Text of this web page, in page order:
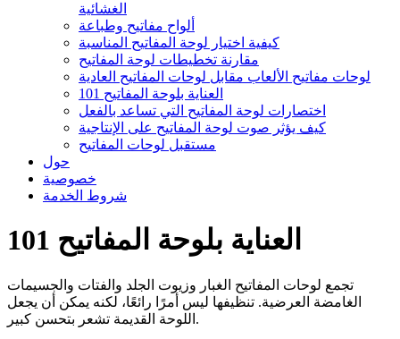
الغشائية
ألواح مفاتيح وطباعة
كيفية اختيار لوحة المفاتيح المناسبة
مقارنة تخطيطات لوحة المفاتيح
لوحات مفاتيح الألعاب مقابل لوحات المفاتيح العادية
العناية بلوحة المفاتيح 101
اختصارات لوحة المفاتيح التي تساعد بالفعل
كيف يؤثر صوت لوحة المفاتيح على الإنتاجية
مستقبل لوحات المفاتيح
حول
خصوصية
شروط الخدمة
العناية بلوحة المفاتيح 101
تجمع لوحات المفاتيح الغبار وزيوت الجلد والفتات والجسيمات
الغامضة العرضية. تنظيفها ليس أمرًا رائعًا، لكنه يمكن أن يجعل
اللوحة القديمة تشعر بتحسن كبير.